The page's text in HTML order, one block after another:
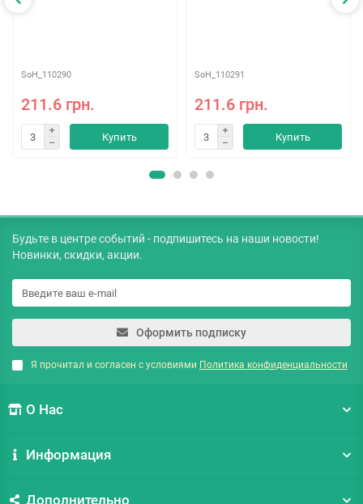
SoH_110290
211.6 грн.
Купить
SoH_110291
211.6 грн.
Купить
Будьте в центре событий - подпишитесь на наши новости!
Новинки, скидки, акции.
Оформить подписку
Я прочитал и согласен с условиями Политика конфиденциальности
О Нас
Информация
Дополнительно